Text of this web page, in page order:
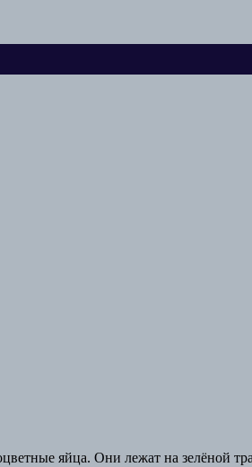
яйца. Они лежат на зелёной